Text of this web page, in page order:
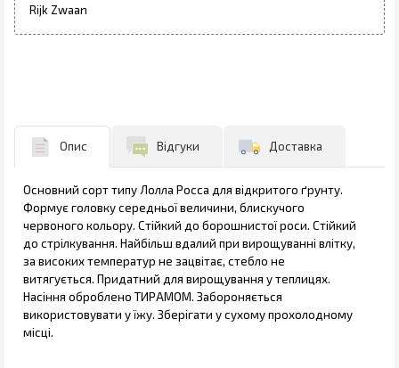
Rijk Zwaan
Опис Відгуки Доставка
Основний сорт типу Лолла Росса для відкритого ґрунту.
Формує головку середньої величини, блискучого
червоного кольору. Стійкий до борошнистої роси. Стійкий
до стрілкування. Найбільш вдалий при вирощуванні влітку,
за високих температур не зацвітає, стебло не
витягується. Придатний для вирощування у теплицях.
Насіння оброблено ТИРАМОМ. Забороняється
використовувати у їжу. Зберігати у сухому прохолодному
місці.